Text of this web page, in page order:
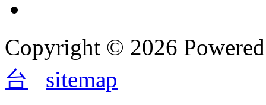
Copyright © 2026
台
sitemap